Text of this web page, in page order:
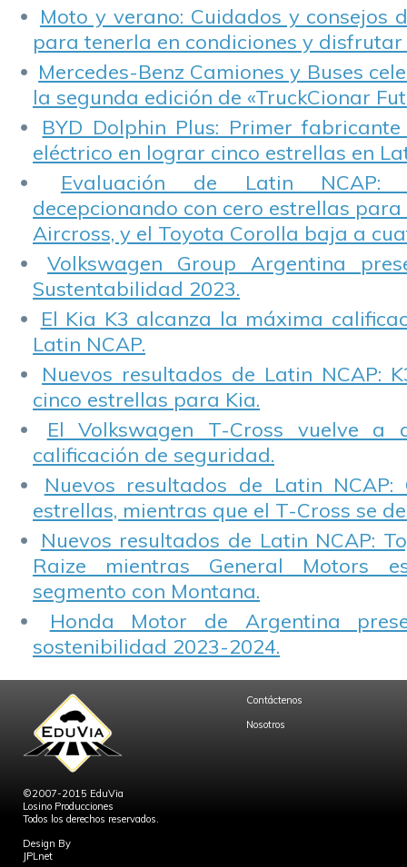
Moto y verano: Cuidados y consejos
para tenerla en condiciones y disfrutar
Mercedes-Benz Camiones y Buses
la segunda edición de «TruckCionar
BYD Dolphin Plus: Primer
eléctrico en lograr cinco estrellas en
Evaluación de Latin NCAP:
decepcionando con cero estrellas para
Aircross, y el Toyota Corolla baja a
Volkswagen Group Argentina
Sustentabilidad 2023.
El Kia K3 alcanza la máxima
Latin NCAP.
Nuevos resultados de Latin NCAP:
cinco estrellas para Kia.
El Volkswagen T-Cross vuelve a
calificación de seguridad.
Nuevos resultados de Latin NCAP:
estrellas, mientras que el T-Cross se
Nuevos resultados de Latin NCAP:
Raize mientras General Motors
segmento con Montana.
Honda Motor de Argentina
sostenibilidad 2023-2024.
©2007-2015 EduVia
Losino Producciones
Todos los derechos reservados.
Design By
JPLnet
Contáctenos
Nosotros